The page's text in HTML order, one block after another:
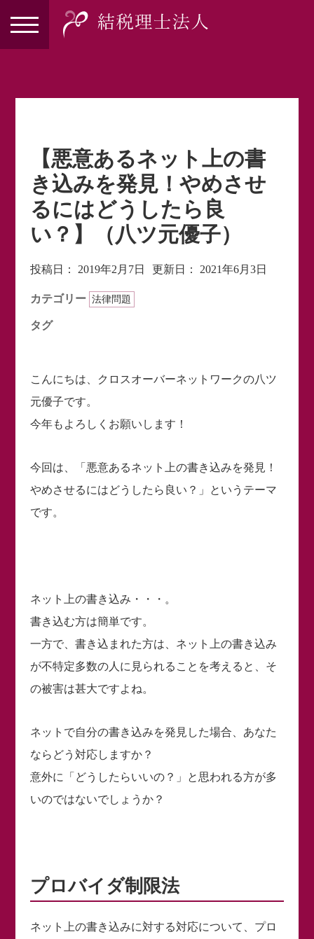
【悪意あるネット上の書
き込みを発見！やめさせ
るにはどうしたら良
い？】（八ツ元優子）
投稿日： 2019年2月7日 更新日： 2021年6月3日
カテゴリー 法律問題
タグ
こんにちは、クロスオーバーネットワークの八ツ
元優子です。
今年もよろしくお願いします！
今回は、「悪意あるネット上の書き込みを発見！
やめさせるにはどうしたら良い？」というテーマ
です。
ネット上の書き込み・・・。
書き込む方は簡単です。
一方で、書き込まれた方は、ネット上の書き込み
が不特定多数の人に見られることを考えると、そ
の被害は甚大ですよね。
ネットで自分の書き込みを発見した場合、あなた
ならどう対応しますか？
意外に「どうしたらいいの？」と思われる方が多
いのではないでしょうか？
プロバイダ制限法
ネット上の書き込みに対する対応について、プロ